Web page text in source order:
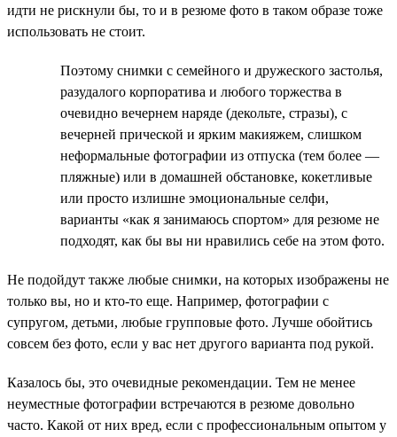
идти не рискнули бы, то и в резюме фото в таком образе тоже
использовать не стоит.
Поэтому снимки с семейного и дружеского застолья,
разудалого корпоратива и любого торжества в
очевидно вечернем наряде (декольте, стразы), с
вечерней прической и ярким макияжем, слишком
неформальные фотографии из отпуска (тем более —
пляжные) или в домашней обстановке, кокетливые
или просто излишне эмоциональные селфи,
варианты «как я занимаюсь спортом» для резюме не
подходят, как бы вы ни нравились себе на этом фото.
Не подойдут также любые снимки, на которых изображены не
только вы, но и кто-то еще. Например, фотографии с
супругом, детьми, любые групповые фото. Лучше обойтись
совсем без фото, если у вас нет другого варианта под рукой.
Казалось бы, это очевидные рекомендации. Тем не менее
неуместные фотографии встречаются в резюме довольно
часто. Какой от них вред, если с профессиональным опытом у